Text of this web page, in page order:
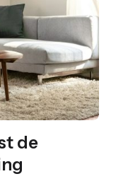
de